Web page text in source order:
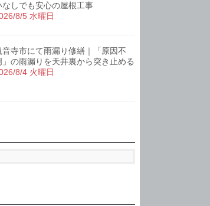
なしでも安心の屋根工事
8/5 水曜日
音寺市にて雨漏り修繕｜「原因不
」の雨漏りを天井裏から突き止める
8/4 火曜日